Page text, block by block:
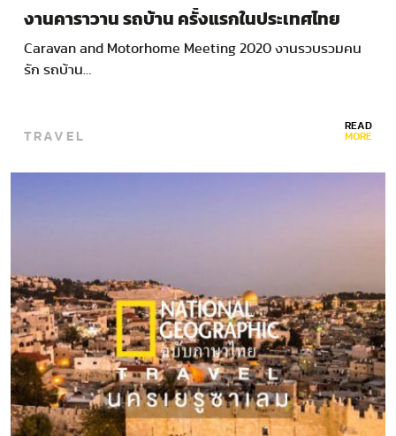
งานคาราวาน รถบ้าน ครั้งแรกในประเทศไทย
Caravan and Motorhome Meeting 2020 งานรวบรวมคน
รัก รถบ้าน…
TRAVEL READ
MORE